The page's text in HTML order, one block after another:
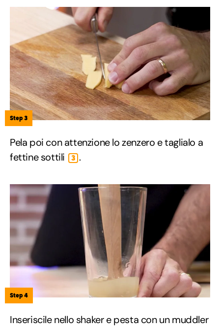
Step 3
Pela poi con attenzione lo zenzero e taglialo a
fettine sottili
3 .
Step 4
Inseriscile nello shaker e pesta con un muddler